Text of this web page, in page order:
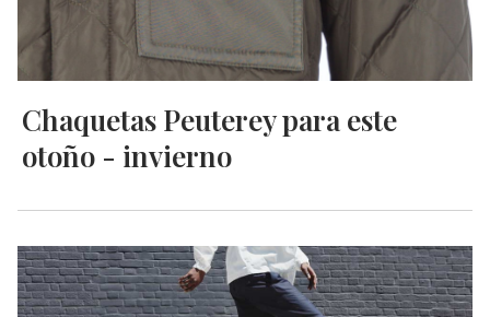
Chaquetas Peuterey para este
otoño - invierno